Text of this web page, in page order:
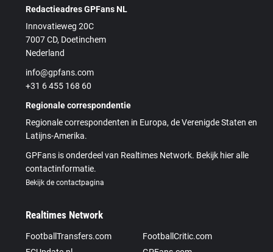
Redactieadres GPFans NL
Innovatieweg 20C
7007 CD, Doetinchem
Nederland
info@gpfans.com
+31 6 455 168 60
Regionale correspondentie
Regionale correspondenten in Europa, de Verenigde Staten en
Latijns-Amerika.
GPFans is onderdeel van Realtimes Network. Bekijk hier alle
contactinformatie.
Bekijk de contactpagina
Realtimes Network
FootballTransfers.com
FootballCritic.com